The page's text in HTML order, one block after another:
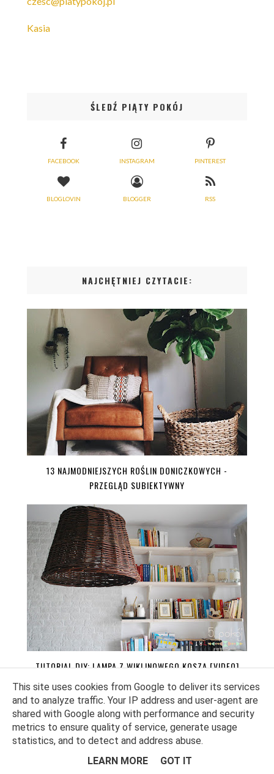
Kasia
ŚLEDŹ PIĄTY POKÓJ
FACEBOOK INSTAGRAM PINTEREST
BLOGLOVIN BLOGGER RSS
NAJCHĘTNIEJ CZYTACIE:
13 NAJMODNIEJSZYCH ROŚLIN DONICZKOWYCH -
PRZEGLĄD SUBIEKTYWNY
TUTORIAL DIY: LAMPA Z WIKLINOWEGO KOSZA [VIDEO]
This site uses cookies from Google to deliver its services
and to analyze traffic. Your IP address and user-agent are
shared with Google along with performance and security
metrics to ensure quality of service, generate usage
statistics, and to detect and address abuse.
LEARN MORE
GOT IT